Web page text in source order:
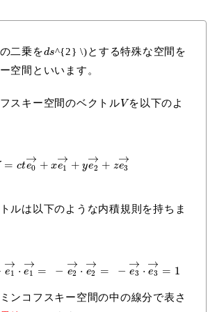
二乗をds^{2} \)とする特殊な空間を
空間といいます。
スキー空間のベクトルV を以下のよ
= cte0
→
+ xe1
→
+ ye2
→
+ ze3
→
ルは以下のような内積規則を持ちま
e1
→
⋅ e1
→
= − e2
→
⋅ e2
→
= − e3
→
⋅ e3
→
= 1
ンコフスキー空間の中の線分で表さ